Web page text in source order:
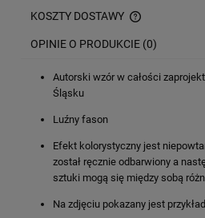
KOSZTY DOSTAWY
CENA NIE ZAWIERA
OPINIE O PRODUKCIE (0)
Autorski wzór w całości
Śląsku
Luźny fason
Efekt kolorystyczny jest
został ręcznie odbarwiony a
sztuki mogą się między sobą
Na zdjęciu pokazany jest